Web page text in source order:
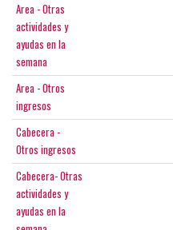
Area - Otras
actividades y
ayudas en la
semana
Area - Otros
ingresos
Cabecera -
Otros ingresos
Cabecera- Otras
actividades y
ayudas en la